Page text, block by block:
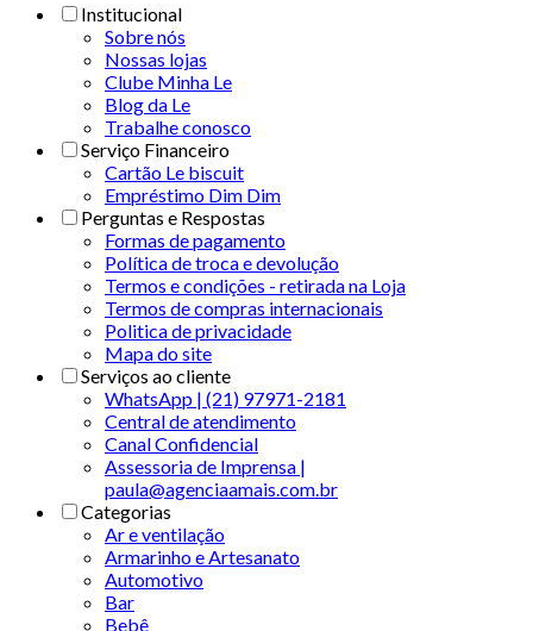
Institucional
Sobre nós
Nossas lojas
Clube Minha Le
Blog da Le
Trabalhe conosco
Serviço Financeiro
Cartão Le biscuit
Empréstimo Dim Dim
Perguntas e Respostas
Formas de pagamento
Política de troca e devolução
Termos e condições - retirada na Loja
Termos de compras internacionais
Politica de privacidade
Mapa do site
Serviços ao cliente
WhatsApp | (21) 97971-2181
Central de atendimento
Canal Confidencial
Assessoria de Imprensa |
paula@agenciaamais.com.br
Categorias
Ar e ventilação
Armarinho e Artesanato
Automotivo
Bar
Bebê